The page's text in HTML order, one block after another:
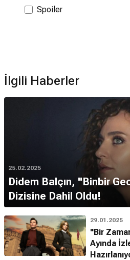
Spoiler
İlgili Haberler
25.02.2025
Didem Balçın, "Binbir
Dizisine Dahil Oldu!
29.01.2025
"Bir
Ayında